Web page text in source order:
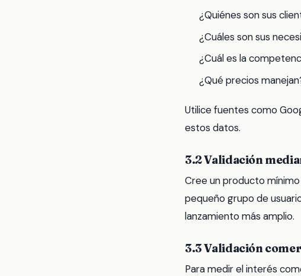
¿Quiénes son sus
¿Cuáles son sus
¿Cuál es la
¿Qué precios
Utilice fuentes como
estos datos.
3.2 Validación
Cree un producto
pequeño grupo de
lanzamiento más amplio.
3.3 Validación
Para medir el interés